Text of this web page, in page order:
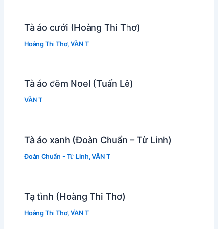
Tà áo cưới (Hoàng Thi Thơ)
Hoàng Thi Thơ, VẦN T
Tà áo đêm Noel (Tuấn Lê)
VẦN T
Tà áo xanh (Đoàn Chuẩn – Từ Linh)
Đoàn Chuẩn - Từ Linh, VẦN T
Tạ tình (Hoàng Thi Thơ)
Hoàng Thi Thơ, VẦN T